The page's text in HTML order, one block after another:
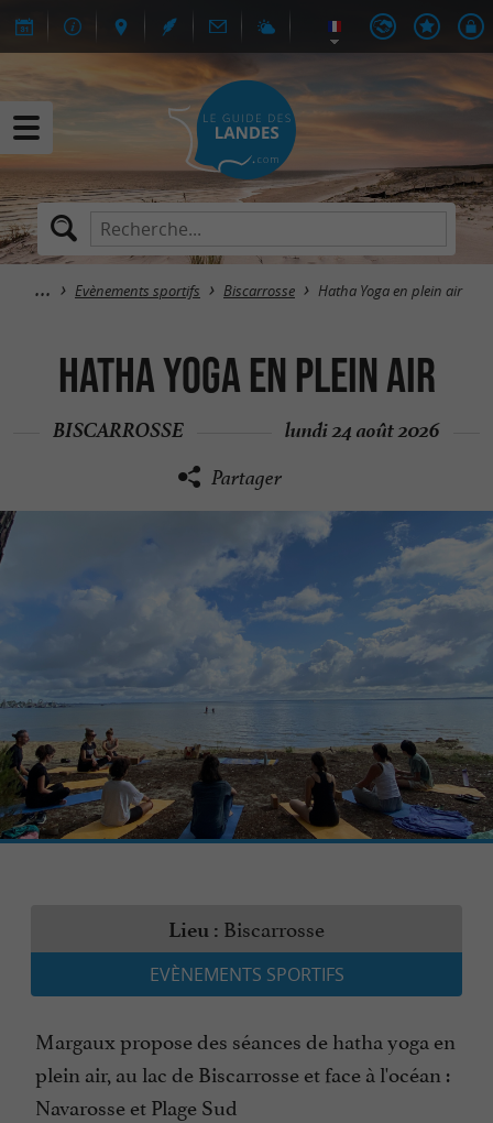
Evènements sportifs Biscarrosse Hatha Yoga en plein air
Hatha Yoga en plein air
BISCARROSSE lundi 24 août 2026
Partager
Lieu : Biscarrosse
EVÈNEMENTS SPORTIFS
Margaux propose des séances de hatha yoga en
plein air, au lac de Biscarrosse et face à l'océan :
Navarosse et Plage Sud